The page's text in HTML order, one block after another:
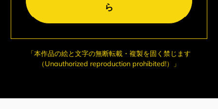
ら
「本作品の絵と文字の無断転載・複製を固く禁じます
（Unauthorized reproduction prohibited!）」